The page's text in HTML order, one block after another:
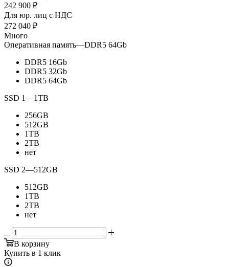
242 900 ₽
Для юр. лиц c НДС
272 040 ₽
Много
Оперативная память—DDR5 64Gb
DDR5 16Gb
DDR5 32Gb
DDR5 64Gb
SSD 1—1TB
256GB
512GB
1TB
2TB
нет
SSD 2—512GB
512GB
1TB
2TB
нет
В корзину
Купить в 1 клик